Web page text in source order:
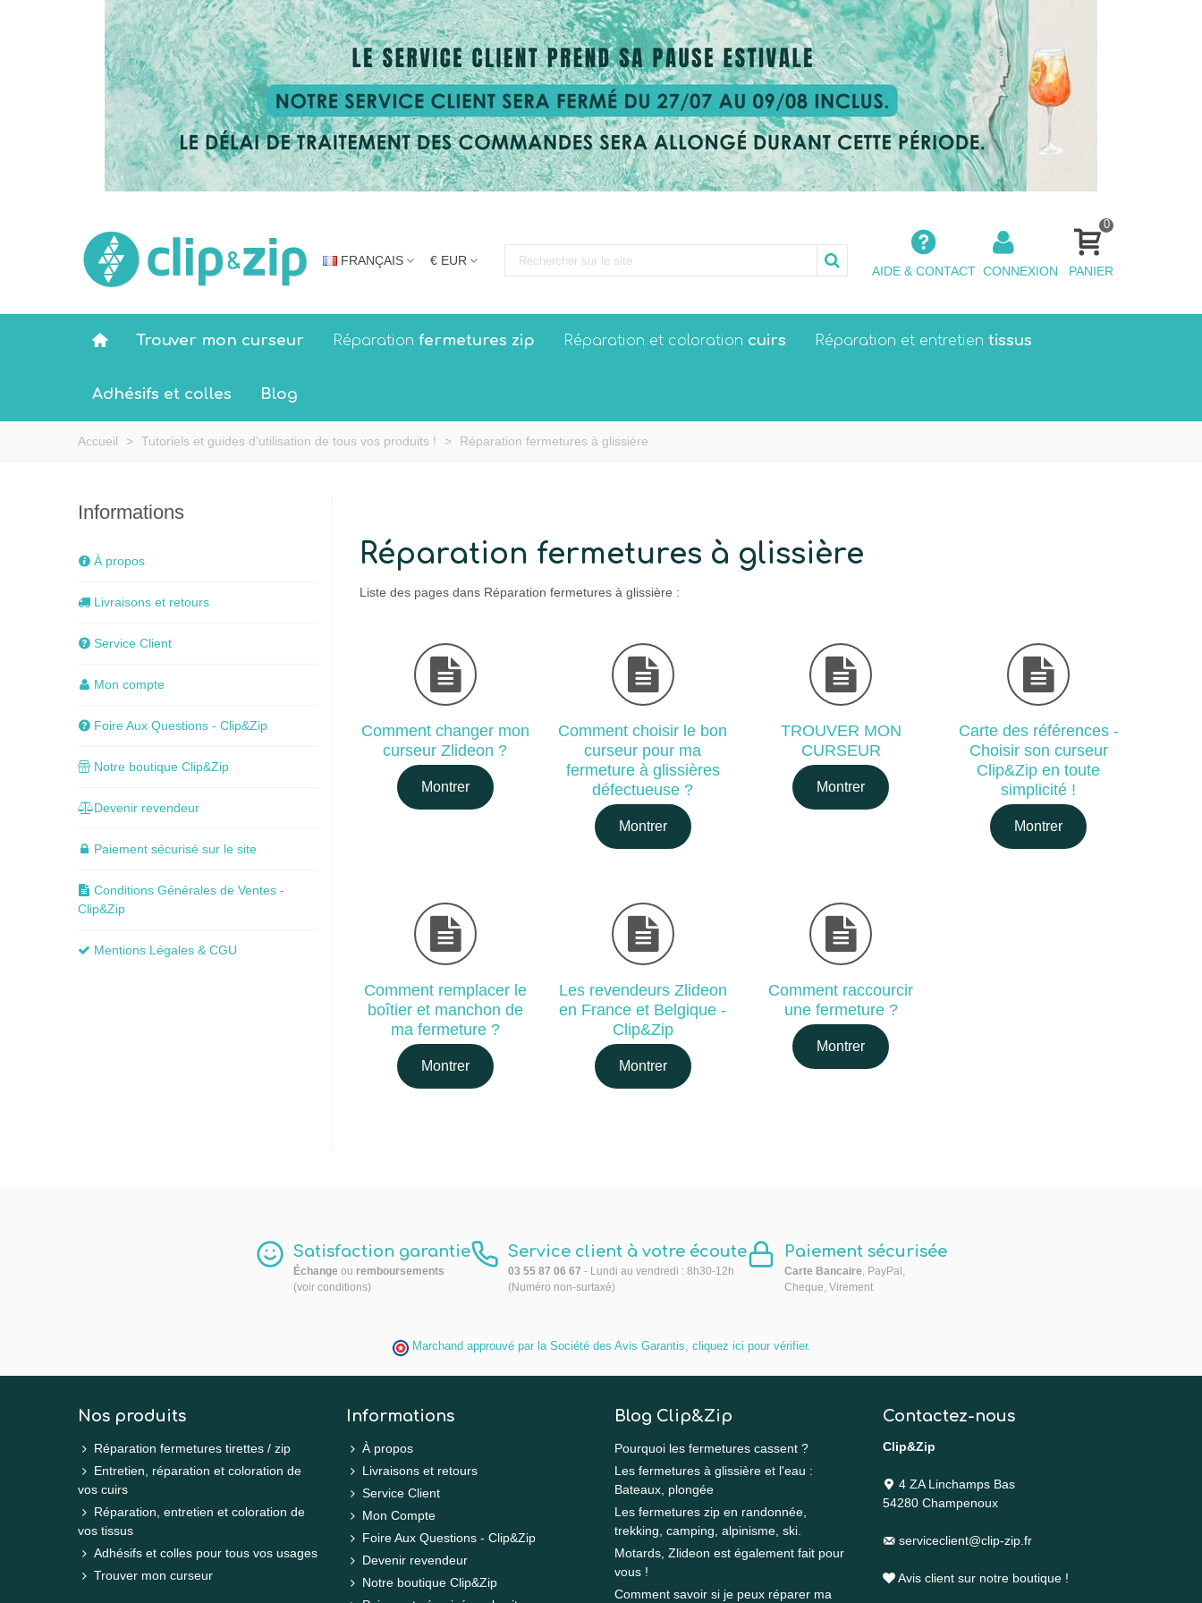
FRANÇAIS € EUR
AIDE & CONTACT CONNEXION
0
PANIER
Trouver mon curseur Réparation fermetures zip Réparation et coloration cuirs Réparation et entretien tissus
Adhésifs et colles Blog
Accueil > Tutoriels et guides d'utilisation de tous vos produits ! > Réparation fermetures à glissière
Informations
À propos
Livraisons et retours
Service Client
Mon compte
Foire Aux Questions - Clip&Zip
Notre boutique Clip&Zip
Devenir revendeur
Paiement sécurisé sur le site
Conditions Générales de Ventes -
Clip&Zip
Mentions Légales & CGU
Réparation fermetures à glissière
Liste des pages dans Réparation fermetures à glissière :
Comment changer mon
curseur Zlideon ?
Montrer
Comment choisir le bon
curseur pour ma
fermeture à glissières
défectueuse ?
Montrer
TROUVER MON
CURSEUR
Montrer
Carte des références -
Choisir son curseur
Clip&Zip en toute
simplicité !
Montrer
Comment remplacer le
boîtier et manchon de
ma fermeture ?
Montrer
Les revendeurs Zlideon
en France et Belgique -
Clip&Zip
Montrer
Comment raccourcir
une fermeture ?
Montrer
Satisfaction garantie
Échange ou remboursements
(voir conditions)
Service client à votre écoute
03 55 87 06 67 - Lundi au vendredi : 8h30-12h
(Numéro non-surtaxé)
Paiement sécurisée
Carte Bancaire, PayPal,
Cheque, Virement
Marchand approuvé par la Société des Avis Garantis, cliquez ici pour vérifier.
Nos produits
Réparation fermetures tirettes / zip
Entretien, réparation et coloration de
vos cuirs
Réparation, entretien et coloration de
vos tissus
Adhésifs et colles pour tous vos usages
Trouver mon curseur
Informations
À propos
Livraisons et retours
Service Client
Mon Compte
Foire Aux Questions - Clip&Zip
Devenir revendeur
Notre boutique Clip&Zip
Blog Clip&Zip
Pourquoi les fermetures cassent ?
Les fermetures à glissière et l'eau :
Bateaux, plongée
Les fermetures zip en randonnée,
trekking, camping, alpinisme, ski.
Motards, Zlideon est également fait pour
vous !
Comment savoir si je peux réparer ma
Contactez-nous
Clip&Zip
4 ZA Linchamps Bas
54280 Champenoux
serviceclient@clip-zip.fr
Avis client sur notre boutique !